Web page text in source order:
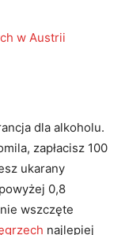
w Austrii
dla alkoholu.
zapłacisz 100
ukarany
0,8
wszczęte
najlepiej